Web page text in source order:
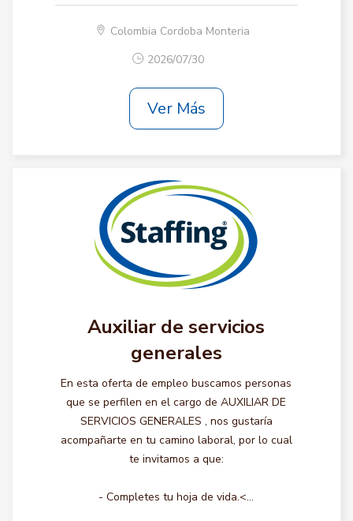
Colombia Cordoba Monteria
2026/07/30
Ver Más
Auxiliar de servicios
generales
En esta oferta de empleo buscamos personas
que se perfilen en el cargo de AUXILIAR DE
SERVICIOS GENERALES , nos gustaría
acompañarte en tu camino laboral, por lo cual
te invitamos a que:
- Completes tu hoja de vida.<...